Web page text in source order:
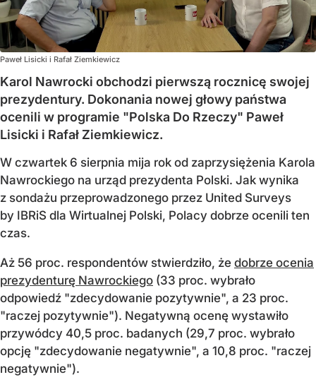
Paweł Lisicki i Rafał Ziemkiewicz
Karol Nawrocki obchodzi pierwszą rocznicę swojej
prezydentury. Dokonania nowej głowy państwa
ocenili w programie "Polska Do Rzeczy" Paweł
Lisicki i Rafał Ziemkiewicz.
W czwartek 6 sierpnia mija rok od zaprzysiężenia Karola
Nawrockiego na urząd prezydenta Polski. Jak wynika
z sondażu przeprowadzonego przez United Surveys
by IBRiS dla Wirtualnej Polski, Polacy dobrze ocenili ten
czas.
Aż 56 proc. respondentów stwierdziło, że dobrze ocenia
prezydenturę Nawrockiego (33 proc. wybrało
odpowiedź "zdecydowanie pozytywnie", a 23 proc.
"raczej pozytywnie"). Negatywną ocenę wystawiło
przywódcy 40,5 proc. badanych (29,7 proc. wybrało
opcję "zdecydowanie negatywnie", a 10,8 proc. "raczej
negatywnie").